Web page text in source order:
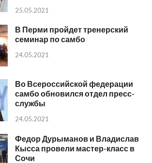
25.05.2021
В Перми пройдет тренерский
семинар по самбо
24.05.2021
Во Всероссийской федерации
самбо обновился отдел пресс-
службы
24.05.2021
Федор Дурыманов и Владислав
Кысса провели мастер-класс в
Сочи